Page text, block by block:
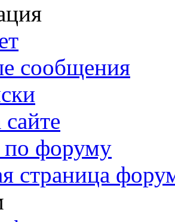
сообщения
форуму
страница